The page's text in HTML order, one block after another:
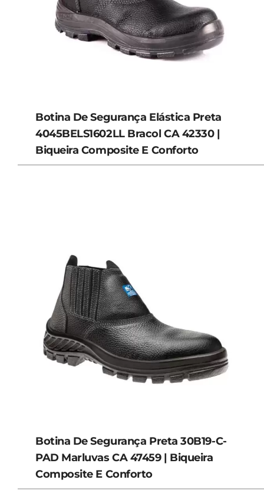
Botina De Segurança Elástica Preta
4045BELS1602LL Bracol CA 42330 |
Biqueira Composite E Conforto
Botina De Segurança Preta 30B19-C-
PAD Marluvas CA 47459 | Biqueira
Composite E Conforto